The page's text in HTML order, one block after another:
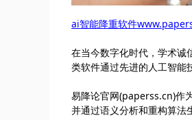
ai智能降重软件
在当今数字化时代，学术诚
类软件通过先进的人工智能
易降论官网(paperss.cn)作
并通过语义分析和重构算法